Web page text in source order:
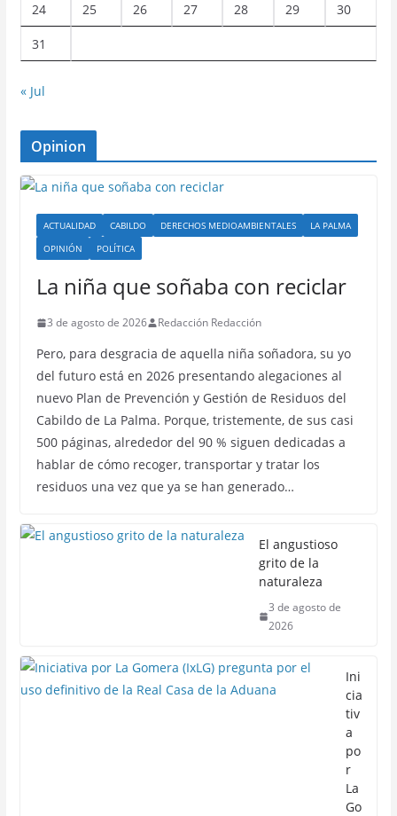
24 25 26 27 28 29 30
31
« Jul
Opinion
ACTUALIDAD CABILDO DERECHOS MEDIOAMBIENTALES
LA PALMA
OPINIÓN
POLÍTICA
La niña que soñaba con reciclar
3 de agosto de 2026 Redacción Redacción
Pero, para desgracia de aquella niña soñadora, su yo
del futuro está en 2026 presentando alegaciones al
nuevo Plan de Prevención y Gestión de Residuos del
Cabildo de La Palma. Porque, tristemente, de sus casi
500 páginas, alrededor del 90 % siguen dedicadas a
hablar de cómo recoger, transportar y tratar los
residuos una vez que ya se han generado…
El angustioso
grito de la
naturaleza
3 de agosto de
2026
Ini
cia
tiv
a
po
r
La
Go